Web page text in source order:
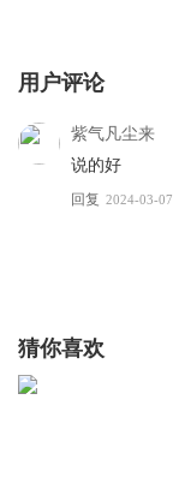
用户评论
紫气凡尘来
说的好
回复 2024-03-07
猜你喜欢